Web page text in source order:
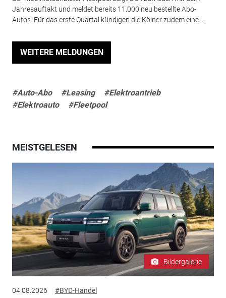
Jahresauftakt und meldet bereits 11.000 neu bestellte Abo-
Autos. Für das erste Quartal kündigen die Kölner zudem eine...
WEITERE MELDUNGEN
#Auto-Abo #Leasing
#Elektroantrieb
#Elektroauto
#Fleetpool
MEISTGELESEN
Bildergalerie
04.08.2026 #BYD-Handel